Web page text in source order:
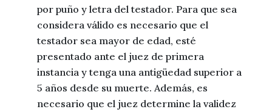
por puño y letra del testador. Para que sea
considera válido es necesario que el
testador sea mayor de edad, esté
presentado ante el juez de primera
instancia y tenga una antigüedad superior a
5 años desde su muerte. Además, es
necesario que el juez determine la validez